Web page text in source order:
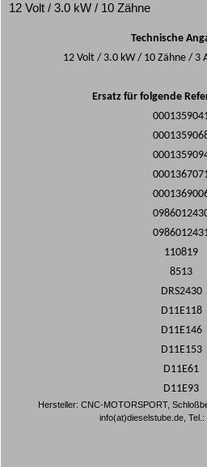
12 Volt / 3.0 kW / 10 Zähne
Technische
12 Volt / 3.0 kW / 10 Zähne / 3
Ersatz für folgende
110819
8513
DRS2430
D11E118
D11E146
D11E153
D11E61
D11E93
Hersteller: CNC-MOTORSPORT,
info(at)dieselstube.de,